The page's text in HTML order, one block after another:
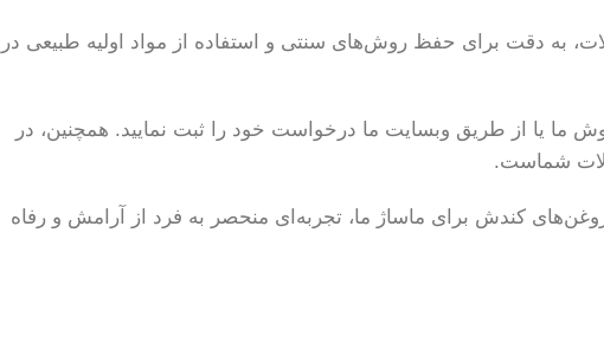
به دقت برای حفظ روش‌های سنتی و استفاده از مواد اولیه طبیعی در
ما یا از طریق وبسایت ما درخواست خود را ثبت نمایید. همچنین، در
شماست.
روغن‌های کندش برای ماساژ ما، تجربه‌ای منحصر به فرد از آرامش و رفاه